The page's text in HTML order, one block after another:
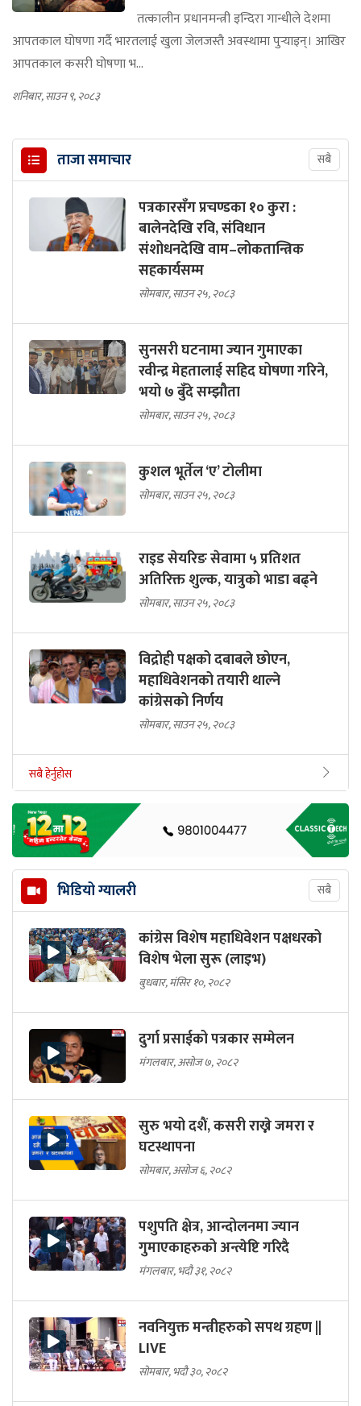
तत्कालीन प्रधानमन्त्री इन्दिरा गान्धीले देशमा
आपतकाल घोषणा गर्दै भारतलाई खुला जेलजस्तै अवस्थामा पुर्‍याइन्। आखिर
आपतकाल कसरी घोषणा भ...
शनिबार, साउन ९, २०८३
ताजा समाचार सबै
पत्रकारसँग प्रचण्डका १० कुरा :
बालेनदेखि रवि, संविधान
संशोधनदेखि वाम–लोकतान्त्रिक
सहकार्यसम्म
सोमबार, साउन २५, २०८३
सुनसरी घटनामा ज्यान गुमाएका
रवीन्द्र मेहतालाई सहिद घोषणा गरिने,
भयो ७ बुँदे सम्झौता
सोमबार, साउन २५, २०८३
कुशल भूर्तेल ‘ए’ टोलीमा
सोमबार, साउन २५, २०८३
राइड सेयरिङ सेवामा ५ प्रतिशत
अतिरिक्त शुल्क, यात्रुको भाडा बढ्ने
सोमबार, साउन २५, २०८३
विद्रोही पक्षको दबाबले छोएन,
महाधिवेशनको तयारी थाल्ने
कांग्रेसको निर्णय
सोमबार, साउन २५, २०८३
सबै हेर्नुहोस
भिडियो ग्यालरी सबै
कांग्रेस विशेष महाधिवेशन पक्षधरको
विशेष भेला सुरू (लाइभ)
बुधबार, मंसिर १०, २०८२
दुर्गा प्रसाईको पत्रकार सम्मेलन
मंगलबार, असोज ७, २०८२
सुरु भयो दशैं, कसरी राख्ने जमरा र
घटस्थापना
सोमबार, असोज ६, २०८२
पशुपति क्षेत्र, आन्दोलनमा ज्यान
गुमाएकाहरुको अन्त्येष्टि गरिदै
मंगलबार, भदौ ३१, २०८२
नवनियुक्त मन्त्रीहरुको सपथ ग्रहण ||
LIVE
सोमबार, भदौ ३०, २०८२